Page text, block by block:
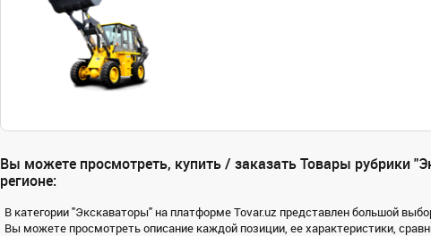
Вы можете просмотреть, купить / заказать Товары рубрики
регионе:
В категории "Экскаваторы" на платформе Tovar.uz представлен большой
Вы можете просмотреть описание каждой позиции, ее характеристики,